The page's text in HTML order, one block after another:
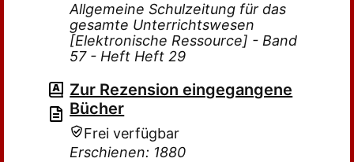
Allgemeine Schulzeitung für das
gesamte Unterrichtswesen
[Elektronische Ressource] - Band
57 - Heft Heft 29
Zur Rezension eingegangene
Bücher
Frei verfügbar
Erschienen: 1880